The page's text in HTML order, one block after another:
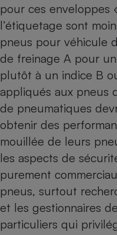
pour ces enveloppes
l’étiquetage sont
pneus pour véhicule
de freinage A pour
plutôt à un indice B
appliqués aux pneus
de pneumatiques
obtenir des
mouillée de leurs
les aspects de
purement
pneus, surtout
et les gestionnaires
particuliers qui